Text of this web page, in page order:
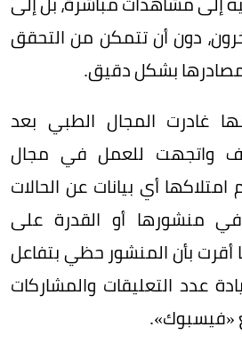
دون أن تتمكن من التحقق
بشكل دقيق.
غادرت المجال الطبي بعد
واتجهت للعمل في مجال
أي بيانات عن الحالات
في منشورها أو القدرة على
أقرت بأن المنشور حظي بتفاعل
عدد التعليقات والمشاركات